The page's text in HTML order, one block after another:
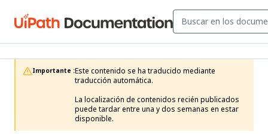
Importante :Este contenido se ha traducido mediante
traducción automática.
La localización de contenidos recién publicados
puede tardar entre una y dos semanas en estar
disponible.